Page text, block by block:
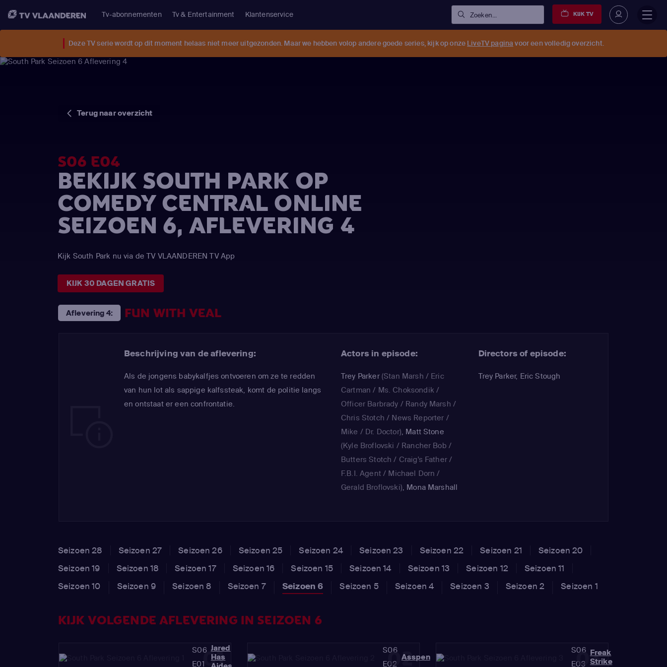
Tv-abonnementen Tv & Entertainment Klantenservice Zoeken... KIJK TV
Deze TV serie wordt op dit moment helaas niet meer uitgezonden. Maar we hebben volop andere goede series, kijk op onze LiveTV pagina voor een volledig overzicht.
Terug naar overzicht
S06 E04
BEKIJK SOUTH PARK OP
COMEDY CENTRAL ONLINE
SEIZOEN 6, AFLEVERING 4
Kijk South Park nu via de TV VLAANDEREN TV App
KIJK 30 DAGEN GRATIS
Aflevering 4: FUN WITH VEAL
Beschrijving van de aflevering:
Als de jongens babykalfjes ontvoeren om ze te redden
van hun lot als sappige kalfssteak, komt de politie langs
en ontstaat er een confrontatie.
Actors in episode:
Trey Parker(Stan Marsh / Eric
Cartman / Ms. Choksondik /
Officer Barbrady / Randy Marsh /
Chris Stotch / News Reporter /
Mike / Dr. Doctor), Matt Stone
(Kyle Broflovski / Rancher Bob /
Butters Stotch / Craig's Father /
F.B.I. Agent / Michael Dorn /
Gerald Broflovski), Mona Marshall
Directors of episode:
Trey Parker, Eric Stough
Seizoen 28 Seizoen 27 Seizoen 26 Seizoen 25 Seizoen 24 Seizoen 23 Seizoen 22 Seizoen 21
Seizoen 20
Seizoen 19
Seizoen 18 Seizoen 17 Seizoen 16 Seizoen 15 Seizoen 14 Seizoen 13 Seizoen 12
Seizoen 11
Seizoen 10
Seizoen 9 Seizoen 8 Seizoen 7 Seizoen 6 Seizoen 5 Seizoen 4 Seizoen 3 Seizoen 2 Seizoen 1
KIJK VOLGENDE AFLEVERING IN SEIZOEN 6
01
S06
E01
Jared
Has
02
S06
E02
Asspen 03
S06
E03
Freak
Strike